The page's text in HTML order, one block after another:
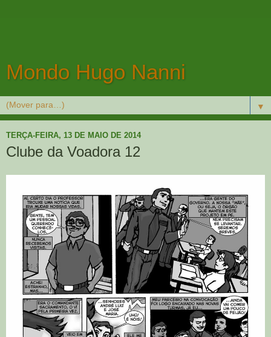
Mondo Hugo Nanni
▼
TERÇA-FEIRA, 13 DE MAIO DE 2014
Clube da Voadora 12